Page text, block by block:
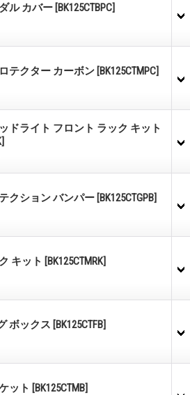
ル カバー [BK125CTBPC]
テクター カーボン [BK125CTMPC]
ドライト フロント ラック キット
クション バンパー [BK125CTGPB]
キット [BK125CTMRK]
ボックス [BK125CTFB]
ット [BK125CTMB]